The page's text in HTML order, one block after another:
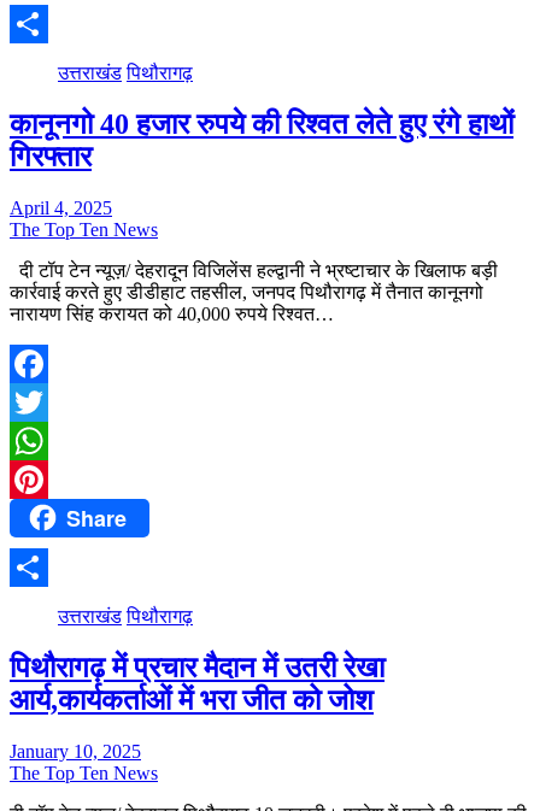
उत्तराखंड पिथौरागढ़
कानूनगो 40 हजार रुपये की रिश्वत लेते हुए रंगे हाथों
गिरफ्तार
April 4, 2025
The Top Ten News
दी टॉप टेन न्यूज़/ देहरादून विजिलेंस हल्द्वानी ने भ्रष्टाचार के खिलाफ बड़ी
कार्रवाई करते हुए डीडीहाट तहसील, जनपद पिथौरागढ़ में तैनात कानूनगो
नारायण सिंह करायत को 40,000 रुपये रिश्वत…
Facebook
Twitter
WhatsApp
PinterestShare
उत्तराखंड पिथौरागढ़
पिथौरागढ़ में प्रचार मैदान में उतरी रेखा
आर्य,कार्यकर्ताओं में भरा जीत को जोश
January 10, 2025
The Top Ten News